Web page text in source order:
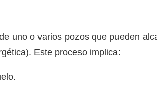
uno o varios pozos que pueden
Este proceso implica: